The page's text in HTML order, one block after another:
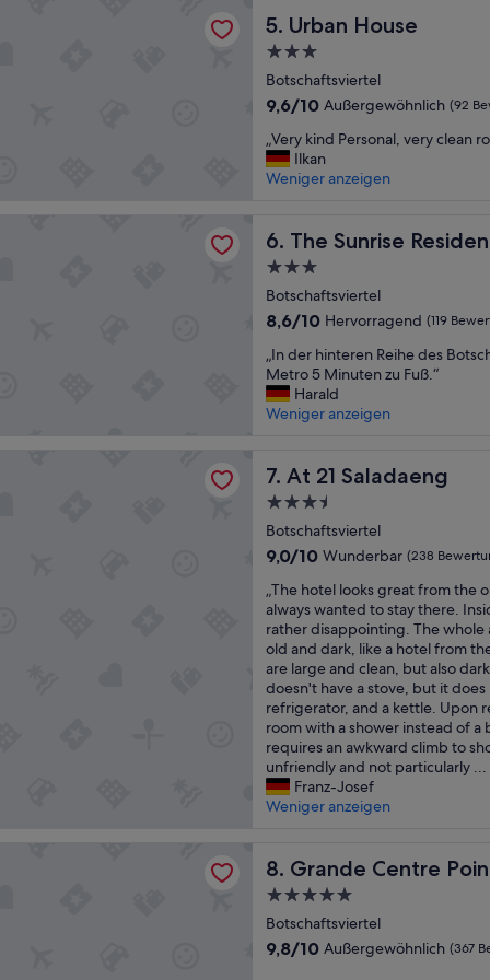
d
c
h
r
P
o
o
l
“
e
e
s
F
t
n
e
s
u
d
i
,
P
o
o
n
d
Z
i
m
e
r
s
i
n
d
i
n
d
i
e
J
r
e
g
e
k
5. Urban House
Urban House
3.0-
Sterne-
Unterkunft
Botschaftsviertel
9.6
10,
Außergewöhnlich,
(92
9,6/10 Außergewöhnlich (92
„
V
e
k
n
d
P
r
s
o
n
,
e
r
y
l
e
a
n
r
o
o
m
“
„Very kind Personal, very clean
Ilkan
Weniger anzeigen
6. The Sunrise
The Sunrise Residence
3.0-
Sterne-
Unterkunft
Botschaftsviertel
8.6
10,
Hervorragend,
(119
Bewertungen)
8,6/10 Hervorragend (119
„
I
n
d
h
n
t
e
e
n
R
e
i
h
e
d
e
s
B
o
c
a
f
t
„In der hinteren Reihe des
Metro 5 Minuten zu Fuß.“
Harald
Weniger anzeigen
7. At 21 Saladaeng
At 21 Saladaeng
3.5-
Sterne-
Unterkunft
Botschaftsviertel
9.0
10,
Wunderbar,
(238
Bewertungen)
9,0/10 Wunderbar (238
„
T
h
e
h
o
t
e
l
l
o
o
g
e
a
t
„The hotel looks great from the
always wanted to stay there.
rather disappointing. The whole
old and dark, like a hotel from
are large and clean, but also
doesn't have a stove, but it does
refrigerator, and a kettle. Upon
room with a shower instead of a
requires an awkward climb to
unfriendly and not particularly ...
Franz-Josef
Weniger anzeigen
8. Grande Centre
Grande Centre Point
5.0-
Sterne-
Unterkunft
Botschaftsviertel
9.8
9,8/10 Außergewöhnlich (367